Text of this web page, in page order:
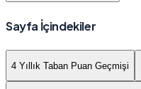
Sayfa İçindekiler
4 Yıllık Taban Puan Geçmişi